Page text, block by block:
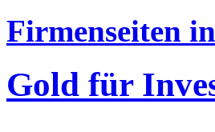
Firmenseiten
Gold für